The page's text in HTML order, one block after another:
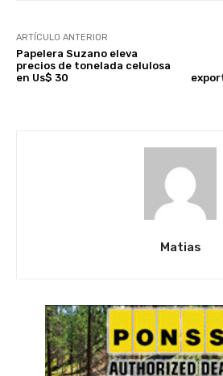
ARTÍCULO ANTERIOR
Papelera Suzano eleva
precios de tonelada celulosa
en Us$ 30
Matias